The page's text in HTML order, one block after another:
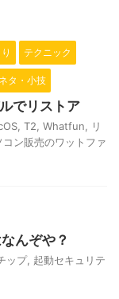
テクニック
タ・小技
でリストア
T2 Whatfun
リ
コン販売のワットファ
んぞや？
ップ, 起動セキュリテ